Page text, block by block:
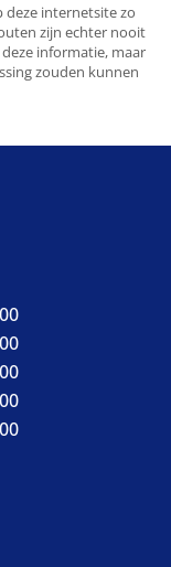
deze internetsite zo
zijn echter nooit
informatie, maar
zouden kunnen